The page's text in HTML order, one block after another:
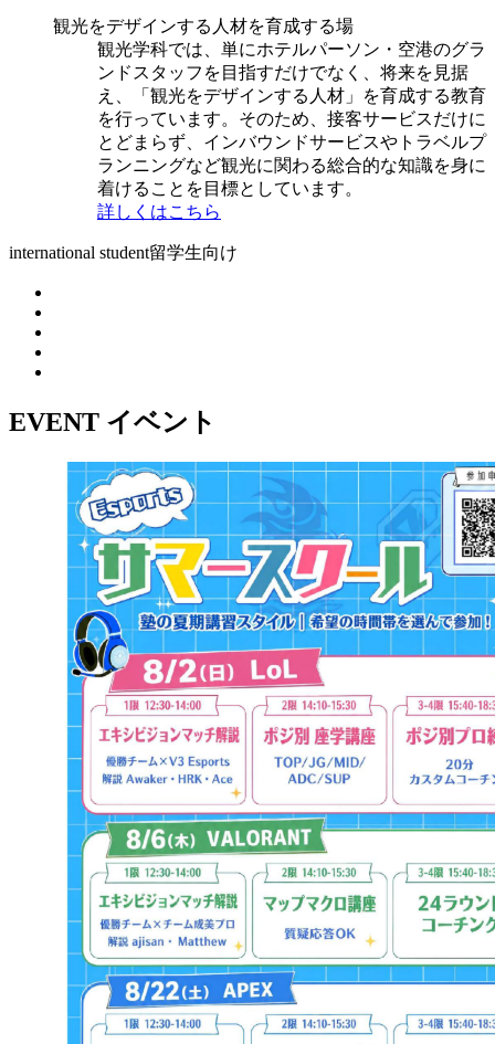
観光をデザインする人材を育成する場
観光学科では、単にホテルパーソン・空港のグラ
ンドスタッフを目指すだけでなく、将来を見据
え、「観光をデザインする人材」を育成する教育
を行っています。そのため、接客サービスだけに
とどまらず、インバウンドサービスやトラベルプ
ランニングなど観光に関わる総合的な知識を身に
着けることを目標としています。
詳しくはこちら
international student留学生向け
EVENT イベント